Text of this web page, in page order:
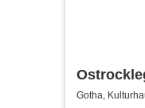
Gotha,